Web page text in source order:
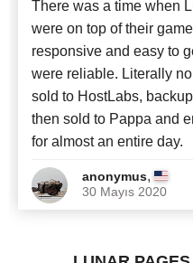
There was a time when
were on top of their
responsive and easy to
were reliable. Literally
sold to HostLabs,
then sold to Pappa and
for almost an entire day.
anonymus,
30 Mayıs 2020